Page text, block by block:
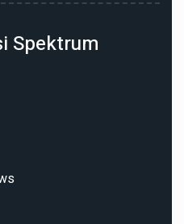
Spektrum